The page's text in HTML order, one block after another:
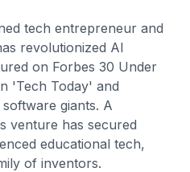
tech entrepreneur and
revolutionized AI
on Forbes 30 Under
'Tech Today' and
giants. A
venture has secured
educational tech,
of inventors.